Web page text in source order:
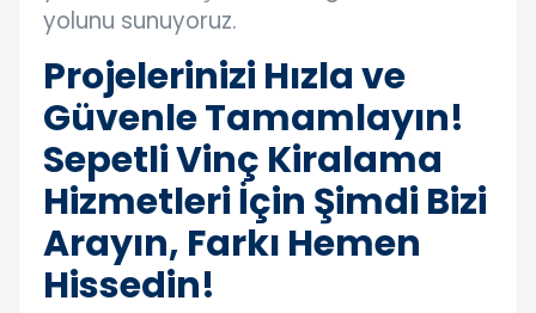
yolunu sunuyoruz.
Projelerinizi Hızla ve
Güvenle Tamamlayın!
Sepetli Vinç Kiralama
Hizmetleri İçin Şimdi Bizi
Arayın, Farkı Hemen
Hissedin!